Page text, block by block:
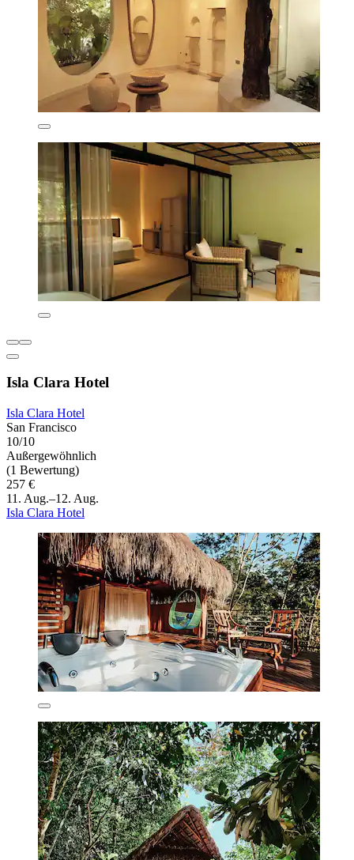
Isla Clara Hotel
Isla Clara Hotel
San Francisco
10/10
Außergewöhnlich
(1 Bewertung)
257 €
11. Aug.–12. Aug.
Isla Clara Hotel